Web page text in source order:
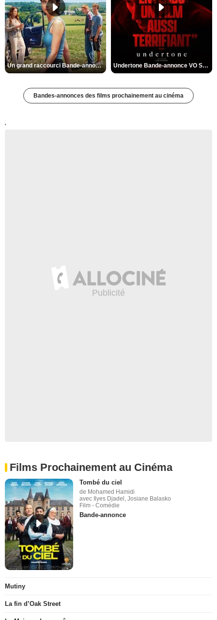
Un grand raccourci Bande-annonce VF Undertone Bande-annonce VO STFR
Bandes-annonces des films prochainement au cinéma
'
Films Prochainement au Cinéma
Tombé du ciel
de Mohamed Hamidi
avec Ilyes Djadel, Josiane Balasko
Film - Comédie
Bande-annonce
Mutiny
La fin d’Oak Street